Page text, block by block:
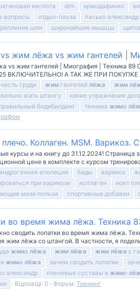
кислота dim армодафинил
вопросы отдых-пауза пасько александр
шеи широчайшие мышцы
жим лёжа vs жим гантелей |
vs жим гантелей | Миография |
ВКЛЮЧИТЕЛЬНО! А ТАК ЖЕ ПРИ
груди жим гантелей лёжа жим
жать штангу какие упражнения
бодибилдинг техника жима
Коллаген. MSM.
курсы и на книгу до 31.12.2024!
цене в комплекте с курсом
алопеция бады варикоз
при варикозе коллаген ноет
мази польза спортивные добавки
во время жима лёжа. Техника
сводить лопатки во время жима лёжа.
жим лёжа со штангой. В частности, я
жима лёжа жим лёжа жим лёжа с
жима лёжа зачем сводить лопатки
александр плечевые суставы в жиме
Відповіді: 0 Форум: Тренинг